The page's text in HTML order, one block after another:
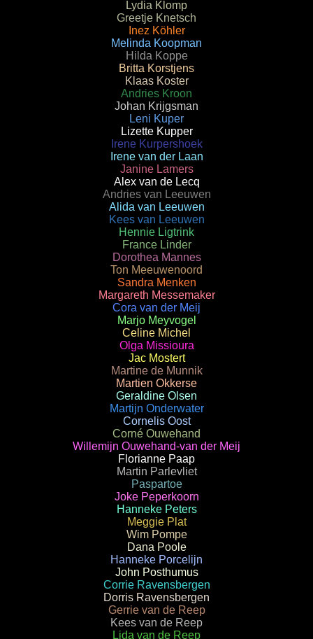
Lydia Klomp
Greetje Knetsch
Inez Köhler
Melinda Koopman
Hilda Koppe
Britta Korstjens
Klaas Koster
Andries Kroon
Johan Krijgsman
Leni Kuper
Lizette Kupper
Irene Kurpershoek
Irene van der Laan
Janine Lamers
Alex van de Lecq
Andries van Leeuwen
Alida van Leeuwen
Kees van Leeuwen
Hennie Ligtrink
France Linder
Dorothea Mannes
Ton Meeuwenoord
Sandra Menken
Margareth Messemaker
Cora van der Meij
Marjo Meyvogel
Celine Michel
Olga Missioura
Jac Mostert
Martine de Munnik
Martien Okkerse
Geraldine Olsen
Martijn Onderwater
Cornelis Oost
Corné Ouwehand
Willemijn Ouwehand-van der Meij
Florianne Paap
Martin Parlevliet
Paspartoe
Joke Peperkoorn
Hanneke Peters
Meggie Plat
Wim Pompe
Dana Poole
Hanneke Porcelijn
John Posthumus
Corrie Ravensbergen
Dorris Ravensbergen
Gerrie van de Reep
Kees van de Reep
Lida van de Reep